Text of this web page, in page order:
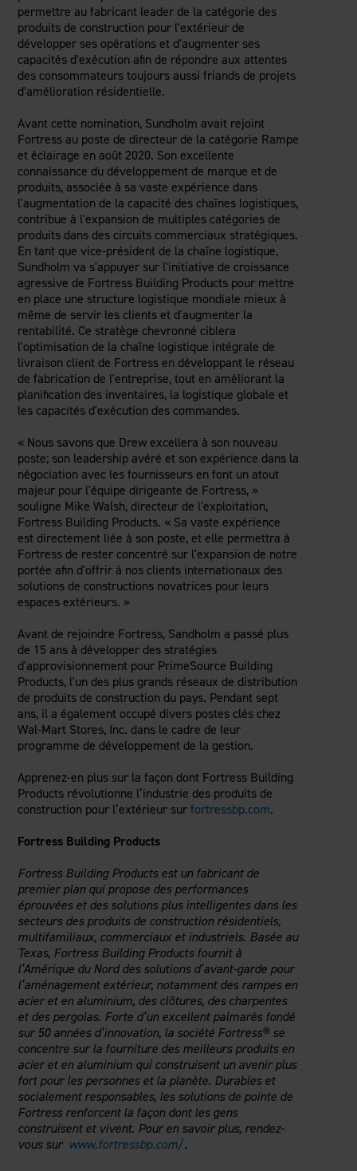
Formation continue
Demande de retrait
Fortress 411
Fichiers ARCAT
Émission The Outdurable Living®
permettre au fabricant leader de la catégorie des
produits de construction pour l'extérieur de
développer ses opérations et d'augmenter ses
capacités d'exécution afin de répondre aux attentes
des consommateurs toujours aussi friands de projets
d'amélioration résidentielle.
Avant cette nomination, Sundholm avait rejoint
Fortress au poste de directeur de la catégorie Rampe
et éclairage en août 2020. Son excellente
connaissance du développement de marque et de
produits, associée à sa vaste expérience dans
l'augmentation de la capacité des chaînes logistiques,
contribue à l'expansion de multiples catégories de
produits dans des circuits commerciaux stratégiques.
En tant que vice-président de la chaîne logistique,
Sundholm va s'appuyer sur l'initiative de croissance
agressive de Fortress Building Products pour mettre
en place une structure logistique mondiale mieux à
même de servir les clients et d'augmenter la
rentabilité. Ce stratège chevronné ciblera
l'optimisation de la chaîne logistique intégrale de
livraison client de Fortress en développant le réseau
de fabrication de l'entreprise, tout en améliorant la
planification des inventaires, la logistique globale et
les capacités d'exécution des commandes.
« Nous savons que Drew excellera à son nouveau
poste; son leadership avéré et son expérience dans la
négociation avec les fournisseurs en font un atout
majeur pour l'équipe dirigeante de Fortress, »
souligne Mike Walsh, directeur de l'exploitation,
Fortress Building Products. « Sa vaste expérience
est directement liée à son poste, et elle permettra à
Fortress de rester concentré sur l'expansion de notre
portée afin d'offrir à nos clients internationaux des
solutions de constructions novatrices pour leurs
espaces extérieurs. »
Avant de rejoindre Fortress, Sandholm a passé plus
de 15 ans à développer des stratégies
d'approvisionnement pour PrimeSource Building
Products, l'un des plus grands réseaux de distribution
de produits de construction du pays. Pendant sept
ans, il a également occupé divers postes clés chez
Wal-Mart Stores, Inc. dans le cadre de leur
programme de développement de la gestion.
Apprenez-en plus sur la façon dont Fortress Building
Products révolutionne l’industrie des produits de
construction pour l’extérieur surfortressbp.com.
Fortress Building Products
Fortress Building Products est un fabricant de
premier plan qui propose des performances
éprouvées et des solutions plus intelligentes dans les
secteurs des produits de construction résidentiels,
multifamiliaux, commerciaux et industriels. Basée au
Texas, Fortress Building Products fournit à
l’Amérique du Nord des solutions d’avant-garde pour
l’aménagement extérieur, notamment des rampes en
acier et en aluminium, des clôtures, des charpentes
et des pergolas. Forte d’un excellent palmarès fondé
sur 50 années d’innovation, la société Fortress® se
concentre sur la fourniture des meilleurs produits en
acier et en aluminium qui construisent un avenir plus
fort pour les personnes et la planète. Durables et
socialement responsables, les solutions de pointe de
Fortress renforcent la façon dont les gens
construisent et vivent. Pour en savoir plus, rendez-
vous sur www.fortressbp.com/.